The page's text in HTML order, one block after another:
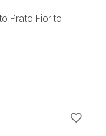
Prato Fiorito